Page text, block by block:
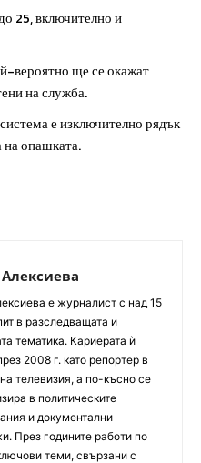
25, включително и
вероятно ще се окажат
на служба.
е изключително рядък
на опашката.
е журналист с над 15
в разследващата и
тематика. Кариерата ѝ
2008 г. като репортер в
телевизия, а по-късно се
в политическите
и документални
През годините работи по
теми, свързани с